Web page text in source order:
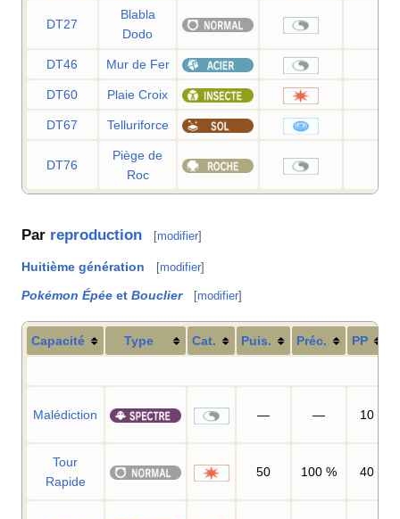
DT27
Blabla
Dodo
DT46 Mur de Fer
DT60 Plaie Croix
DT67 Telluriforce
DT76
Piège de
Roc
Par reproduction [modifier]
Huitième génération [modifier]
Pokémon Épée et Bouclier [modifier]
Capacité Type Cat. Puis. Préc. PP
Malédiction — — 10
Tour
Rapide
50 100 % 40